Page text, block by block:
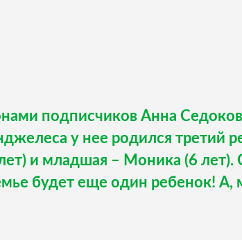
подписчиков Анна
у нее родился третий
и младшая – Моника (6 лет).
будет еще один ребенок!